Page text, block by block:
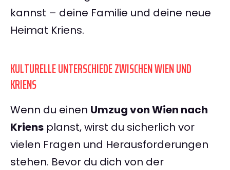
kannst – deine Familie und deine neue
Heimat Kriens.
KULTURELLE UNTERSCHIEDE ZWISCHEN WIEN UND
KRIENS
Wenn du einen Umzug von Wien nach
Kriens planst, wirst du sicherlich vor
vielen Fragen und Herausforderungen
stehen. Bevor du dich von der